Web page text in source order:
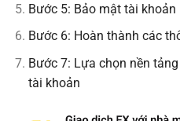
Bước 5: Bảo mật tài khoản
Bước 6: Hoàn thành các
Bước 7: Lựa chọn nền
tài khoản